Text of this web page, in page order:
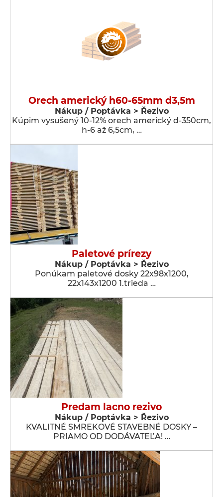
Orech americký h60-65mm d3,5m
Nákup / Poptávka > Řezivo
Kúpim vysušený 10-12% orech americký d-350cm,
h-6 až 6,5cm, …
Paletové prírezy
Nákup / Poptávka > Řezivo
Ponúkam paletové dosky 22x98x1200,
22x143x1200 1.trieda …
Predam lacno rezivo
Nákup / Poptávka > Řezivo
KVALITNÉ SMREKOVÉ STAVEBNÉ DOSKY –
PRIAMO OD DODÁVATEĽA! …